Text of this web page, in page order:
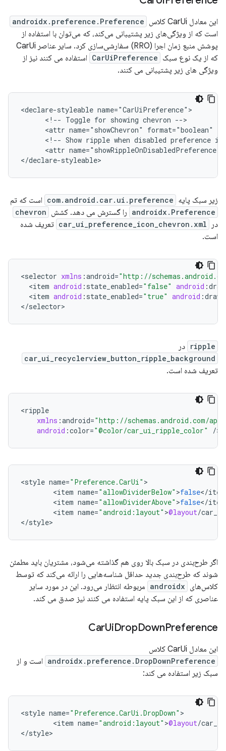
این معادل CarUi کلاس androidx.preference.Preference
است که از ویژگی‌های زیر پشتیبانی می‌کند، که می‌توان با استفاده از
پوشش منبع زمان اجرا (RRO) سفارشی‌سازی کرد. سایر عناصر CarUi
که از یک نوع سبک CarUiPreference استفاده می کنند نیز از
ویژگی های زیر پشتیبانی می کنند.
<declare-styleable name="CarUiPreference">
      <!-- Toggle for showing chevron -->
      <attr name="showChevron" format="boolean" />
<!-- Show ripple when disabled preference is
<attr name="showRippleOnDisabledPreference"
</declare-styleable>
زیر سبک پایه com.android.car.ui.preference است که تم
androidx.Preference را گسترش می دهد. کشش chevron
در car_ui_preference_icon_chevron.xml تعریف شده
است.
<selector xmlns :android="http://
<item android : state_enabled="false" android :
<item android : state_enabled="true" android :
</selector>
ripple در
car_ui_recyclerview_button_ripple_background
تعریف شده است.
<ripple
xmlns :android="http://schemas.android.com/
android :color="@color/car_ui_ripple_color" />
<style name="Preference.CarUi"
<item name="allowDividerBelow" >false</item
<item name="allowDividerAbove" >false</item
<item name="android:layout" >@layout/
</style>
اگر طرح‌بندی در سبک بالا روی هم گذاشته می‌شود، مشتریان باید مطمئن
شوند که طرح‌بندی جدید حداقل شناسه‌هایی را ارائه می‌کند که توسط
کلاس‌های androidx مربوطه انتظار می‌رود. این در مورد سایر
عناصری که از این سبک پایه استفاده می کنند نیز صدق می کند.
CarUiDropDownPreference
این معادل CarUi کلاس
androidx.preference.DropDownPreference است و از
سبک زیر استفاده می کند:
<style name="Preference.CarUi.DropDown"
<item name="android:layout" >@layout/
</style>